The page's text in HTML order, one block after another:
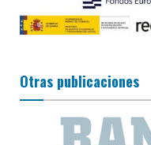
Otras publicaciones